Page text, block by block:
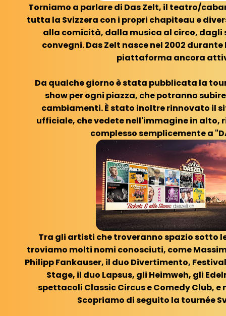
Torniamo a parlare di Das Zelt, il teatro/
tutta la Svizzera con i propri chapiteau e
alla comicità, dalla musica al circo, dagli
convegni. Das Zelt nasce nel 2002 durante
piattaforma ancora
Da qualche giorno è stata pubblicata la
show per ogni piazza, che potranno
cambiamenti. È stato inoltre rinnovato il
ufficiale, che vedete nell'immagine in alto,
complesso semplicemente a
Tra gli artisti che troveranno spazio sotto
troviamo molti nomi conosciuti, come
Philipp Fankauser, il duo Divertimento,
Stage, il duo Lapsus, gli Heimweh, gli
spettacoli Classic Circus e Comedy Club,
Scopriamo di seguito la tournée